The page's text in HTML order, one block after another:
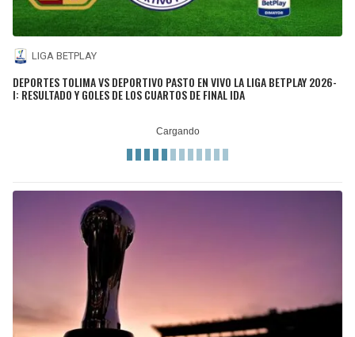
LIGA BETPLAY
DEPORTES TOLIMA VS DEPORTIVO PASTO EN VIVO LA LIGA BETPLAY 2026-
I: RESULTADO Y GOLES DE LOS CUARTOS DE FINAL IDA